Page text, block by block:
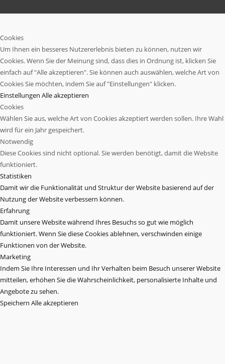
Cookies
Um Ihnen ein besseres Nutzererlebnis bieten zu können, nutzen wir
Cookies. Wenn Sie der Meinung sind, dass dies in Ordnung ist, klicken Sie
einfach auf "Alle akzeptieren". Sie können auch auswählen, welche Art von
Cookies Sie möchten, indem Sie auf "Einstellungen" klicken.
Einstellungen Alle akzeptieren
Cookies
Wählen Sie aus, welche Art von Cookies akzeptiert werden sollen. Ihre Wahl
wird für ein Jahr gespeichert.
Notwendig
Diese Cookies sind nicht optional. Sie werden benötigt, damit die Website
funktioniert.
Statistiken
Damit wir die Funktionalität und Struktur der Website basierend auf der
Nutzung der Website verbessern können.
Erfahrung
Damit unsere Website während Ihres Besuchs so gut wie möglich
funktioniert. Wenn Sie diese Cookies ablehnen, verschwinden einige
Funktionen von der Website.
Marketing
Indem Sie Ihre Interessen und Ihr Verhalten beim Besuch unserer Website
mitteilen, erhöhen Sie die Wahrscheinlichkeit, personalisierte Inhalte und
Angebote zu sehen.
Speichern Alle akzeptieren